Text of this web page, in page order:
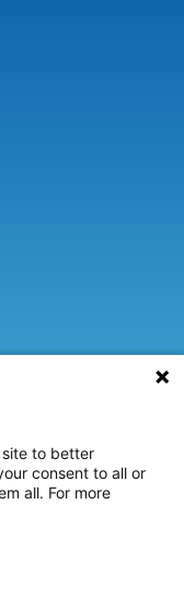
Innovation
wir mit
für alle
to better
consent to all or
all. For more